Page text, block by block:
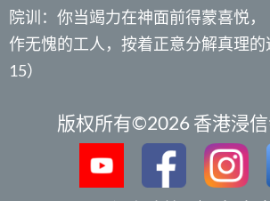
院训：你当竭力在神面前得蒙喜悦，
作无愧的工人，按着正意分解真理的
15）
版权所有©2026 香港浸